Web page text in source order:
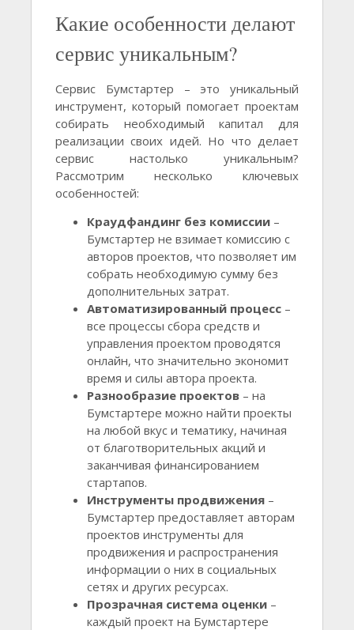
Какие особенности делают
сервис уникальным?
Сервис Бумстартер – это уникальный
инструмент, который помогает проектам
собирать необходимый капитал для
реализации своих идей. Но что делает
сервис настолько уникальным?
Рассмотрим несколько ключевых
особенностей:
Краудфандинг без комиссии –
Бумстартер не взимает комиссию с
авторов проектов, что позволяет им
собрать необходимую сумму без
дополнительных затрат.
Автоматизированный процесс –
все процессы сбора средств и
управления проектом проводятся
онлайн, что значительно экономит
время и силы автора проекта.
Разнообразие проектов – на
Бумстартере можно найти проекты
на любой вкус и тематику, начиная
от благотворительных акций и
заканчивая финансированием
стартапов.
Инструменты продвижения –
Бумстартер предоставляет авторам
проектов инструменты для
продвижения и распространения
информации о них в социальных
сетях и других ресурсах.
Прозрачная система оценки –
каждый проект на Бумстартере